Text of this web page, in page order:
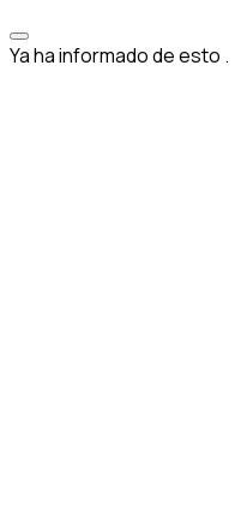
Ya ha informado de esto .